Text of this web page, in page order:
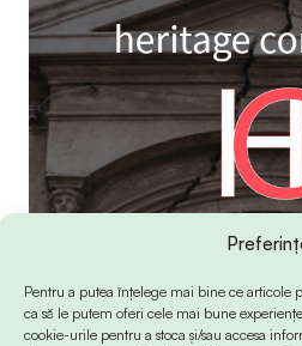
Pentru a putea înțelege mai bine ce articole
ca să le putem oferi cele mai bune
cookie-urile pentru a stoca și/sau accesa